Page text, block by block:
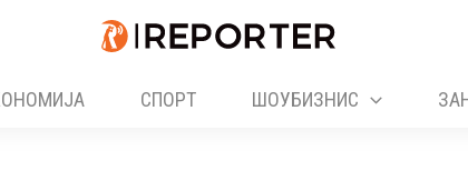
СПОРТ ШОУБИЗНИС